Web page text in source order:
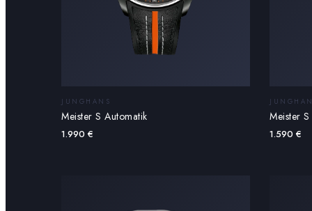
JUNGHANS
Meister S Automatik
1.990 €
Meister
1.590 €